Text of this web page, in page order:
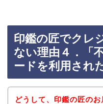
印鑑の匠でクレ
ない理由４．「
ードを利用され
どうして、印鑑の匠の